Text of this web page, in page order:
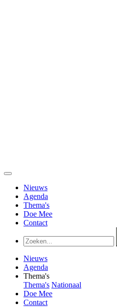
Nieuws
Agenda
Thema's
Doe Mee
Contact
Nieuws
Agenda
Thema's
Thema's Nationaal
Doe Mee
Contact